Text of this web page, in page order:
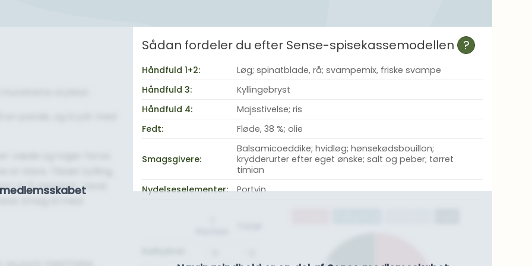
i 4-5 minutter. Vend
Smag til med
Sådan fordeler du efter Sense-spisekassemodellen ?
Håndfuld 1+2:
Løg; spinatblade, rå; svampemix, friske svampe
Håndfuld 3:
Kyllingebryst
Håndfuld 4:
Majsstivelse; ris
Fedt:
Fløde, 38 %; olie
Smagsgivere:
Balsamicoeddike; hvidløg; hønsekødsbouillon;
krydderurter efter eget ønske; salt og peber; tørret
timian
Nydelseselementer:
Portvin